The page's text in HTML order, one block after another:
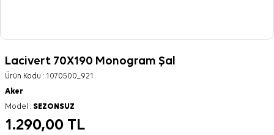
Lacivert 70X190 Monogram Şal
Ürün Kodu : 1070500_921
Aker
Model : SEZONSUZ
1.290,00 TL